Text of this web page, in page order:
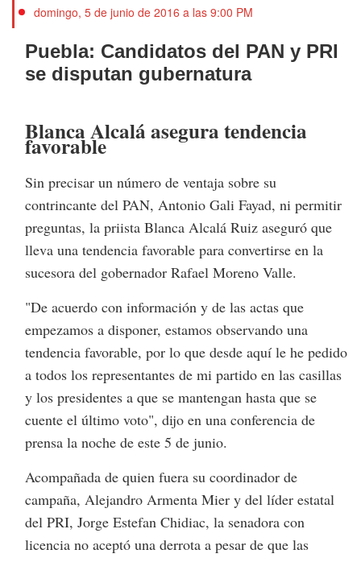
domingo, 5 de junio de 2016 a las 9:00 PM
Puebla: Candidatos del PAN y PRI
se disputan gubernatura
Blanca Alcalá asegura tendencia
favorable
Sin precisar un número de ventaja sobre su
contrincante del PAN, Antonio Gali Fayad, ni permitir
preguntas, la priista Blanca Alcalá Ruiz aseguró que
lleva una tendencia favorable para convertirse en la
sucesora del gobernador Rafael Moreno Valle.
"De acuerdo con información y de las actas que
empezamos a disponer, estamos observando una
tendencia favorable, por lo que desde aquí le he pedido
a todos los representantes de mi partido en las casillas
y los presidentes a que se mantengan hasta que se
cuente el último voto", dijo en una conferencia de
prensa la noche de este 5 de junio.
Acompañada de quien fuera su coordinador de
campaña, Alejandro Armenta Mier y del líder estatal
del PRI, Jorge Estefan Chidiac, la senadora con
licencia no aceptó una derrota a pesar de que las